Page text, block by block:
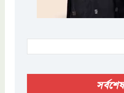
সর্বশেষ